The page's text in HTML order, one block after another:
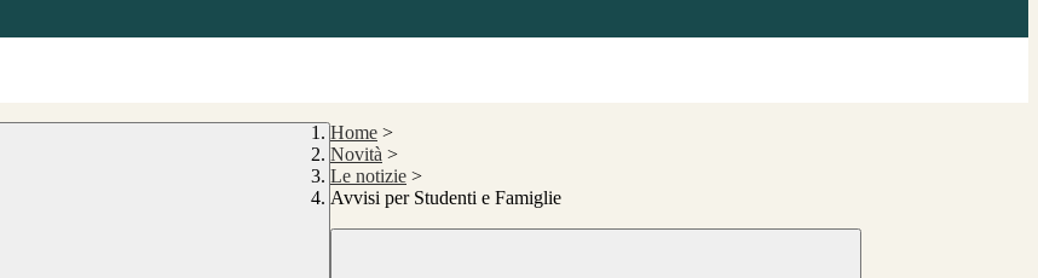
Home >
Novità >
Le notizie >
Avvisi per Studenti e Famiglie